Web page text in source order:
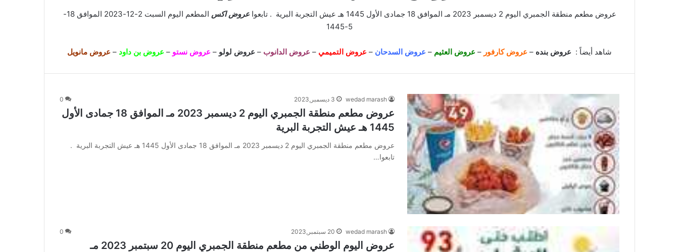
عروض مطعم منطقة الجمبري اليوم 2 ديسمبر 2023 مـ الموافق 18 جمادى الأول 1445 هـ عيش التجربة البرية . تابعوا عروض اكس
المطعم اليوم السبت 2-12-2023 الموافق 18-
5-1445
شاهد أيضاً : عروض بنده – عروض كارفور – عروض العثيم – عروض السدحان – عروض التميمي – عروض الدانوب – عروض لولو – عروض نستو – عروض بن داود – عروض مانويل
wedad marash 3 ديسمبر,2023 0
عروض مطعم منطقة الجمبري اليوم 2 ديسمبر 2023 مـ الموافق 18 جمادى الأول
1445 هـ عيش التجربة البرية
عروض مطعم منطقة الجمبري اليوم 2 ديسمبر 2023 مـ الموافق 18 جمادى الأول 1445 هـ عيش التجربة البرية .
تابعوا…
wedad marash 20 سبتمبر,2023 0
عروض اليوم الوطني من مطعم منطقة الجمبري اليوم 20 سبتمبر 2023 مـ